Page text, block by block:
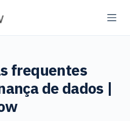
frequentes
de dados |